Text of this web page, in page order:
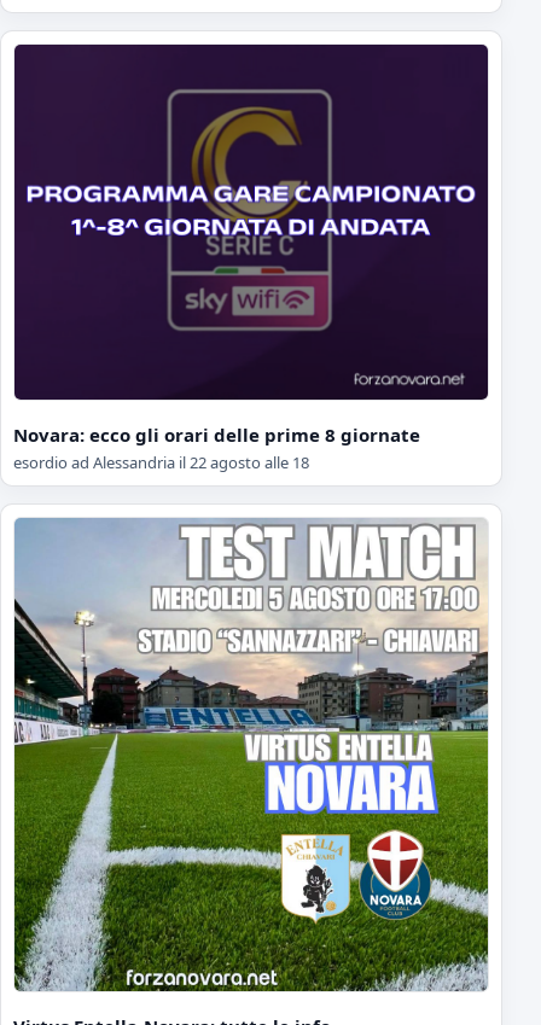
Novara: ecco gli orari delle prime 8 giornate
esordio ad Alessandria il 22 agosto alle 18